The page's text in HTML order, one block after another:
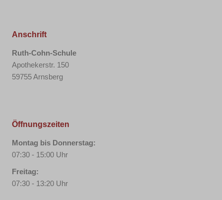
Anschrift
Ruth-Cohn-Schule
Apothekerstr. 150
59755 Arnsberg
Öffnungszeiten
Montag bis Donnerstag:
07:30 - 15:00 Uhr
Freitag:
07:30 - 13:20 Uhr